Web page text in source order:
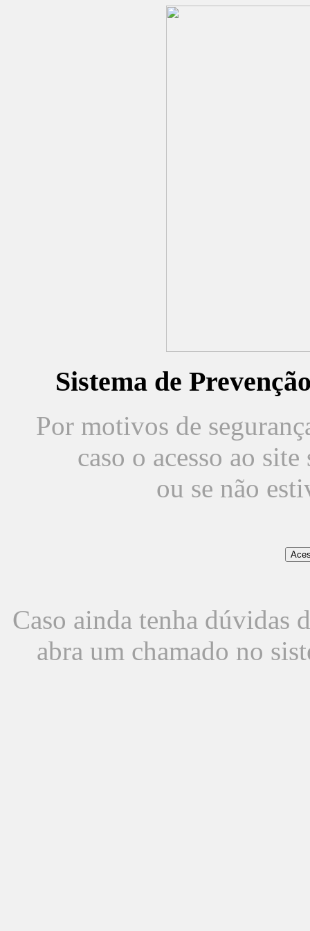
Sistema de
Por motivos de
caso o acesso ao
ou se não
Caso ainda tenha dúvidas
abra um chamado no